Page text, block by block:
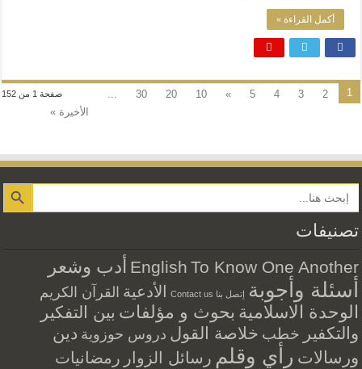
أكمل القراءة »
صفحة 1 من 152 1
2
3
4
5
»
10
20
30
...
الأخيرة »
Search Button
تصنيفات
English To Know One Another أدب وشعر
أسئلة وأجوبة إتصل بنا Contact us الأدعية القرآن الكريم
الوحدة الاسلامية بحوث و مؤلفات بين التفكير
والتكفير خطب خلاصة القول دروس حوزوية دين
ورسالات رأي وقلم رسائل الزوار رمضانيات